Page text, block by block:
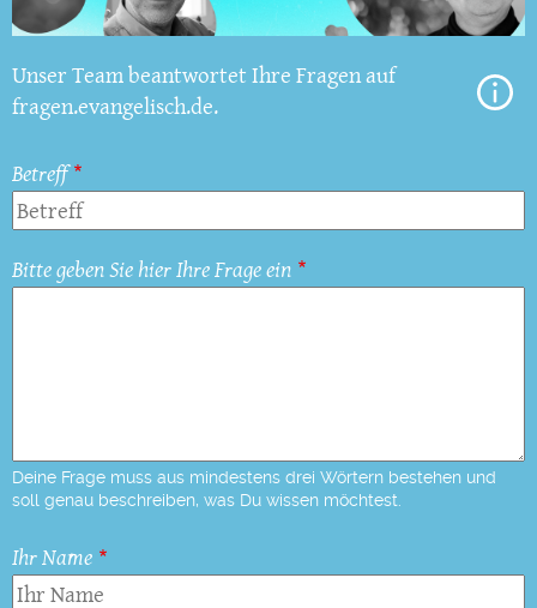
Unser Team beantwortet Ihre Fragen auf
fragen.evangelisch.de.
Betreff
Bitte geben Sie hier Ihre Frage ein
Deine Frage muss aus mindestens drei Wörtern bestehen und
soll genau beschreiben, was Du wissen möchtest.
Ihr Name